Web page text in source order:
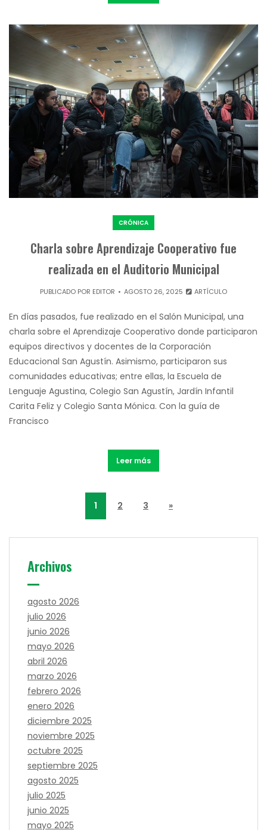
CRÓNICA
Charla sobre Aprendizaje Cooperativo fue
realizada en el Auditorio Municipal
PUBLICADO POR EDITOR AGOSTO 26, 2025 ARTÍCULO
En días pasados, fue realizado en el Salón Municipal, una
charla sobre el Aprendizaje Cooperativo donde participaron
equipos directivos y docentes de la Corporación
Educacional San Agustín. Asimismo, participaron sus
comunidades educativas; entre ellas, la Escuela de
Lenguaje Agustina, Colegio San Agustín, Jardín Infantil
Carita Feliz y Colegio Santa Mónica. Con la guía de
Francisco
Leer más
1 2 3 »
Archivos
agosto 2026
julio 2026
junio 2026
mayo 2026
abril 2026
marzo 2026
febrero 2026
enero 2026
diciembre 2025
noviembre 2025
octubre 2025
septiembre 2025
agosto 2025
julio 2025
junio 2025
mayo 2025